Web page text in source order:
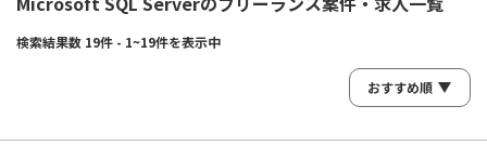
検索結果数 19件 - 1~19件を表示中